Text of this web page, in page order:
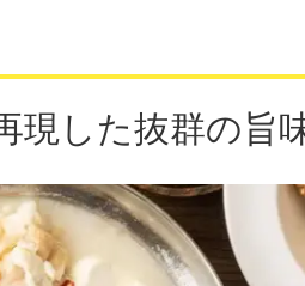
現した抜群の旨